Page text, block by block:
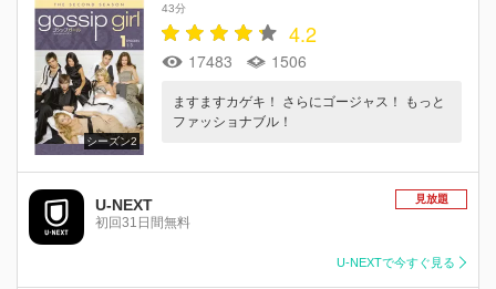
シーズン2
43分
4.2
17483 1506
ますますカゲキ！ さらにゴージャス！ もっと
ファッショナブル！
U-NEXT
初回31日間無料
見放題
U-NEXTで今すぐ見る